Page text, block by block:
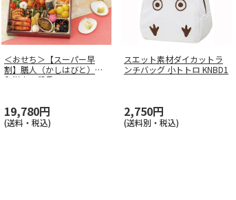
＜おせち＞【スーパー早
割】膳人（かしはびと）
和洋中二段重
19,780円
(送料・税込)
スエット素材ダイカットラ
ンチバッグ 小トトロ KNBD1
2,750円
(送料別・税込)